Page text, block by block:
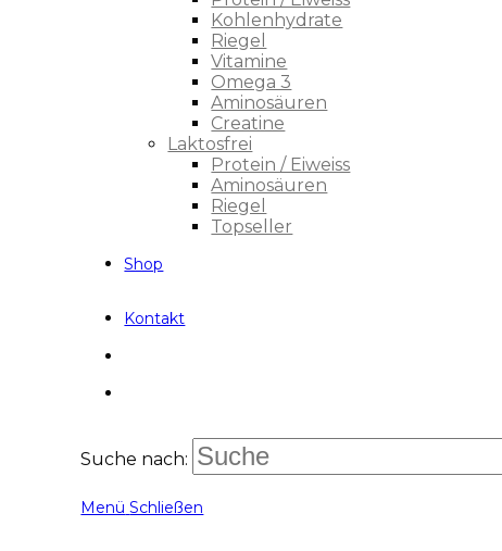
Kohlenhydrate
Riegel
Vitamine
Omega 3
Aminosäuren
Creatine
Laktosfrei
Protein / Eiweiss
Aminosäuren
Riegel
Topseller
Shop
Kontakt
Suche nach:
Menü Schließen